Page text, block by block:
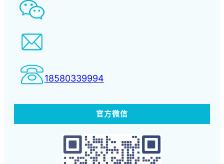
智慧酒店事业部： 18580339994
18580339994
官方微信